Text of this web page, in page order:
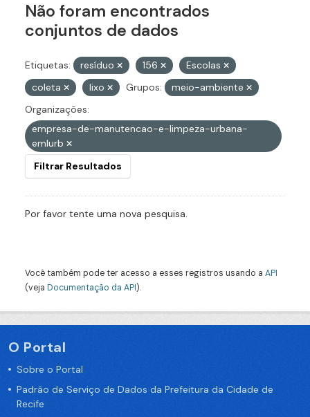
Não foram encontrados
conjuntos de dados
Etiquetas: resíduo 156
Escolas
coleta
lixo Grupos:
meio-ambiente
Organizações:
empresa-de-manutencao-e-limpeza-urbana-
emlurb
Filtrar Resultados
Por favor tente uma nova pesquisa.
Você também pode ter acesso a esses registros usando a API
(veja Documentação da API).
O Portal
Sobre o Portal
Padrão de Serviço de Dados da Prefeitura da Cidade de
Recife